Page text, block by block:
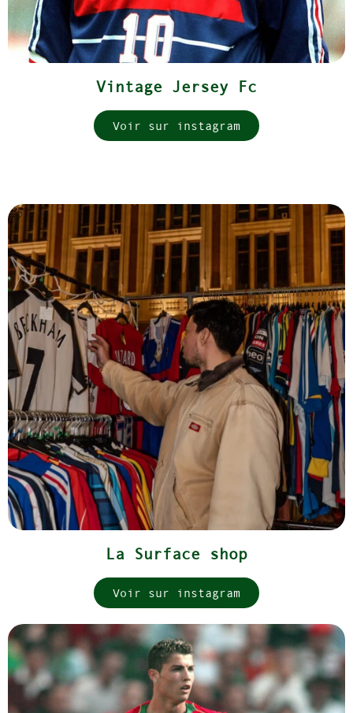
Vintage Jersey Fc
Voir sur instagram
La Surface shop
Voir sur instagram